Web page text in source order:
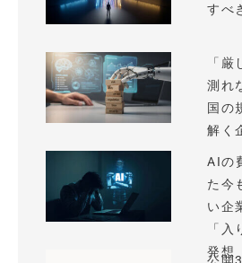
すべ
「
測れ
国の
解く
AIの
た今
い企
「
発想